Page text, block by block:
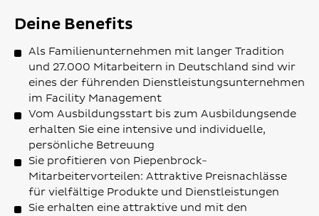
Deine Benefits
Als Familienunternehmen mit langer Tradition
und 27.000 Mitarbeitern in Deutschland sind wir
eines der führenden Dienstleistungsunternehmen
im Facility Management
Vom Ausbildungsstart bis zum Ausbildungsende
erhalten Sie eine intensive und individuelle,
persönliche Betreuung
Sie profitieren von Piepenbrock-
Mitarbeitervorteilen: Attraktive Preisnachlässe
für vielfältige Produkte und Dienstleistungen
Sie erhalten eine attraktive und mit den